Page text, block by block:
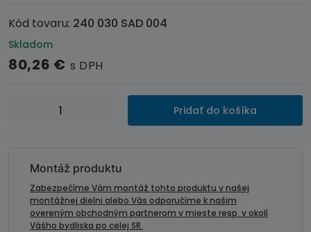
Kód tovaru: 240 030 SAD 004
Skladom
80,26 € s DPH
množstvo
autorádia
volante
Pridať do košíka
Montáž produktu
Zabezpečíme Vám montáž tohto produktu v našej
montážnej dielni alebo Vás odporučíme k našim
overeným obchodným partnerom v mieste resp. v okolí
Vášho bydliska po celej SR.